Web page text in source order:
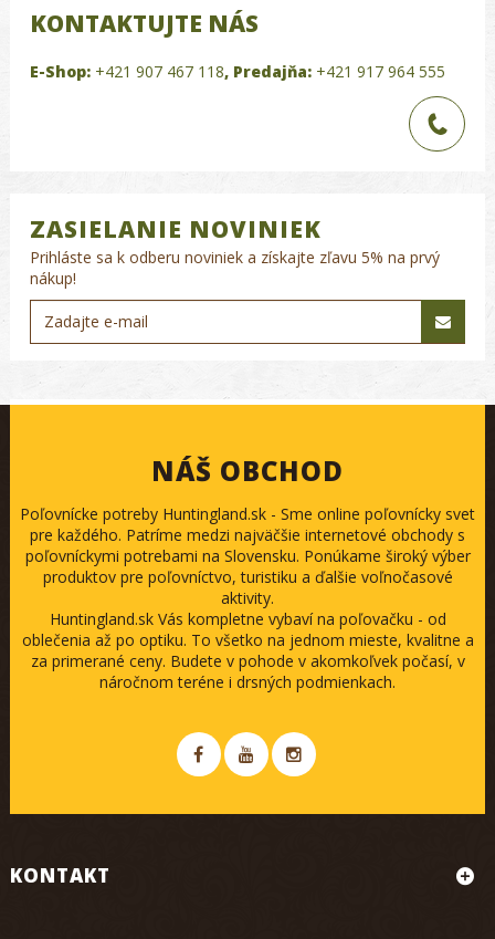
KONTAKTUJTE NÁS
E-Shop: +421 907 467 118, Predajňa: +421 917 964 555
ZASIELANIE NOVINIEK
Prihláste sa k odberu noviniek a získajte zľavu 5% na prvý
nákup!
NÁŠ OBCHOD
Poľovnícke potreby Huntingland.sk - Sme online poľovnícky svet
pre každého. Patríme medzi najväčšie internetové obchody s
poľovníckymi potrebami na Slovensku. Ponúkame široký výber
produktov pre poľovníctvo, turistiku a ďalšie voľnočasové
aktivity.
Huntingland.sk Vás kompletne vybaví na poľovačku - od
oblečenia až po optiku. To všetko na jednom mieste, kvalitne a
za primerané ceny. Budete v pohode v akomkoľvek počasí, v
náročnom teréne i drsných podmienkach.
KONTAKT